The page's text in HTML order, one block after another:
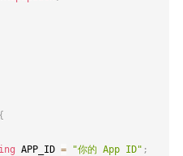
{
APP_ID = "你的 App ID" ;